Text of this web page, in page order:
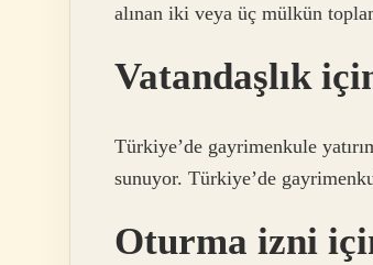
alınan iki veya üç mülkün
Vatandaşlık
Türkiye’de gayrimenkule
sunuyor. Türkiye’de
Oturma izni